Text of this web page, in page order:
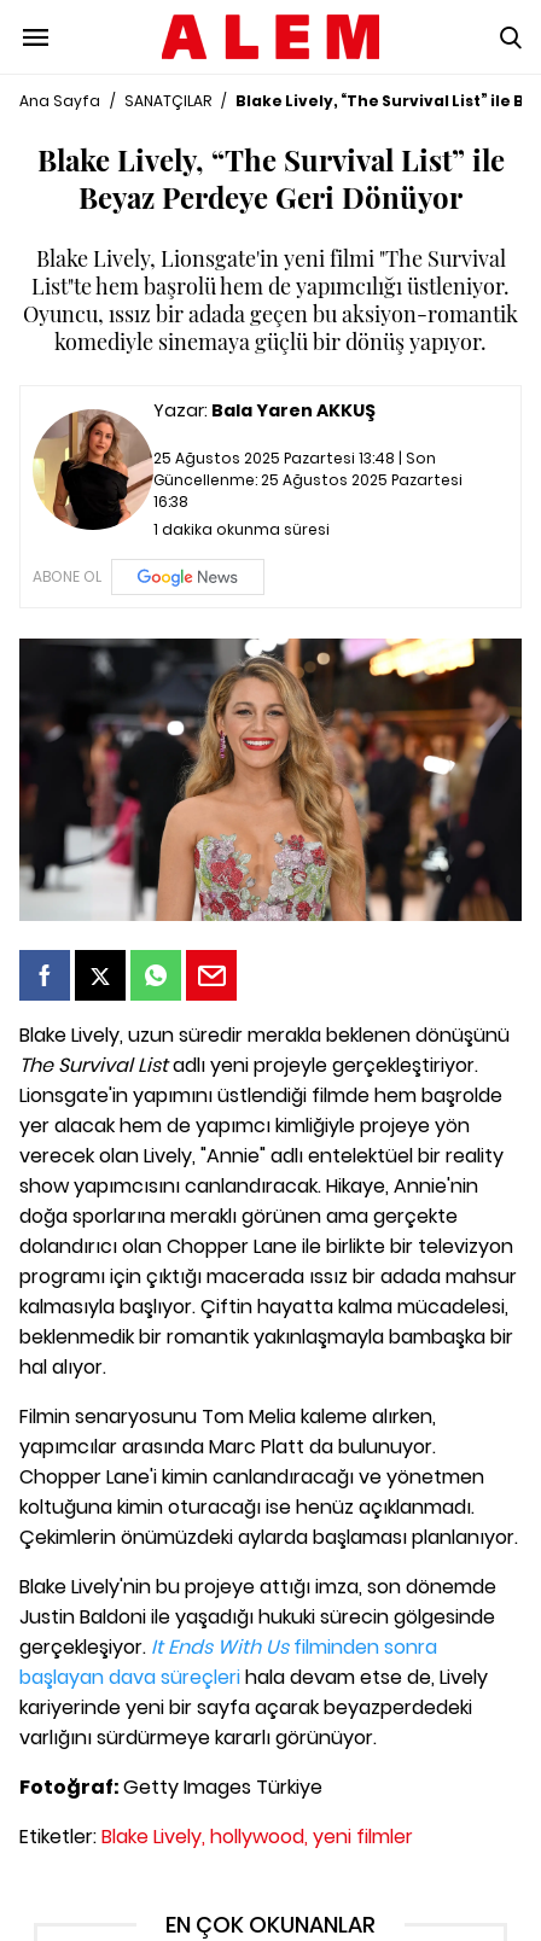
Ana Sayfa / SANATÇILAR / Blake Lively, “The Survival List” ile
Blake Lively, “The Survival List” ile
Beyaz Perdeye Geri Dönüyor
Blake Lively, Lionsgate'in yeni filmi "The Survival
List"te hem başrolü hem de yapımcılığı üstleniyor.
Oyuncu, ıssız bir adada geçen bu aksiyon-romantik
komediyle sinemaya güçlü bir dönüş yapıyor.
Yazar: Bala Yaren AKKUŞ
25 Ağustos 2025 Pazartesi 13:48 | Son
Güncellenme:25 Ağustos 2025 Pazartesi
16:38
1 dakika okunma süresi
ABONE OL
Blake Lively, uzun süredir merakla beklenen dönüşünü
The Survival Listadlı yeni projeyle gerçekleştiriyor.
Lionsgate'in yapımını üstlendiği filmde hem başrolde
yer alacak hem de yapımcı kimliğiyle projeye yön
verecek olan Lively, "Annie" adlı entelektüel bir reality
show yapımcısını canlandıracak. Hikaye, Annie'nin
doğa sporlarına meraklı görünen ama gerçekte
dolandırıcı olan Chopper Lane ile birlikte bir televizyon
programı için çıktığı macerada ıssız bir adada mahsur
kalmasıyla başlıyor. Çiftin hayatta kalma mücadelesi,
beklenmedik bir romantik yakınlaşmayla bambaşka bir
hal alıyor.
Filmin senaryosunu Tom Melia kaleme alırken,
yapımcılar arasında Marc Platt da bulunuyor.
Chopper Lane'i kimin canlandıracağı ve yönetmen
koltuğuna kimin oturacağı ise henüz açıklanmadı.
Çekimlerin önümüzdeki aylarda başlaması planlanıyor.
Blake Lively'nin bu projeye attığı imza, son dönemde
Justin Baldoni ile yaşadığı hukuki sürecin gölgesinde
gerçekleşiyor. It Ends With Usfilminden sonra
başlayan dava süreçlerihala devam etse de, Lively
kariyerinde yeni bir sayfa açarak beyazperdedeki
varlığını sürdürmeye kararlı görünüyor.
Fotoğraf:Getty Images Türkiye
Etiketler:Blake Lively,hollywood,yeni filmler
EN ÇOK OKUNANLAR